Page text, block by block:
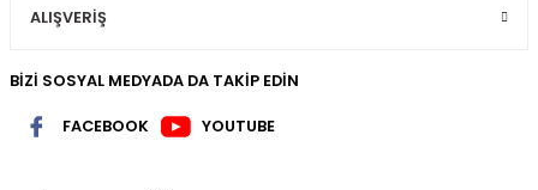
ALIŞVERİŞ
BİZİ SOSYAL MEDYADA DA TAKİP EDİN
FACEBOOK YOUTUBE